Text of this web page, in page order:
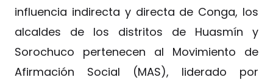
influencia indirecta y directa de Conga, los
alcaldes de los distritos de Huasmín y
Sorochuco pertenecen al Movimiento de
Afirmación Social (MAS), liderado por